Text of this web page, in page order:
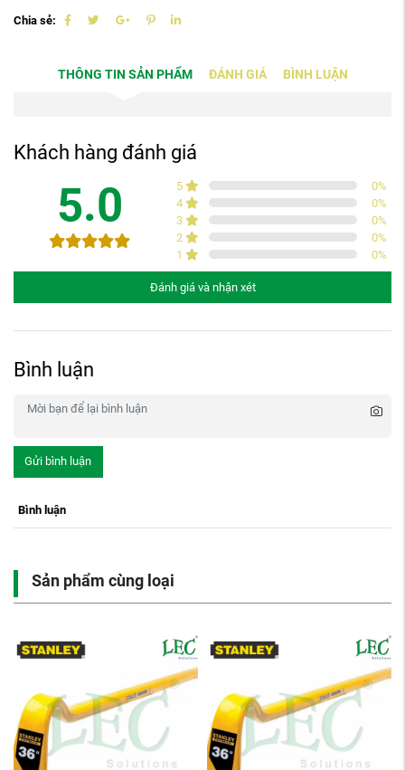
Chia sẻ:
THÔNG TIN SẢN PHẨM ĐÁNH GIÁ BÌNH LUẬN
Khách hàng đánh giá
5.0 5 0%
4
0%
3
0%
2
0%
1
0%
Đánh giá và nhận xét
Bình luận
Gửi bình luận
Bình luận
Sản phẩm cùng loại